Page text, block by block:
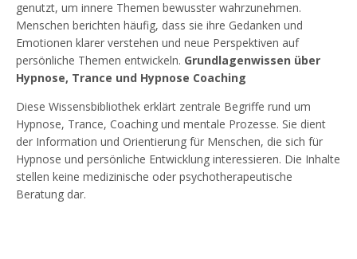
genutzt, um innere Themen bewusster wahrzunehmen.
Menschen berichten häufig, dass sie ihre Gedanken und
Emotionen klarer verstehen und neue Perspektiven auf
persönliche Themen entwickeln. Grundlagenwissen über
Hypnose, Trance und Hypnose Coaching
Diese Wissensbibliothek erklärt zentrale Begriffe rund um
Hypnose, Trance, Coaching und mentale Prozesse. Sie dient
der Information und Orientierung für Menschen, die sich für
Hypnose und persönliche Entwicklung interessieren. Die Inhalte
stellen keine medizinische oder psychotherapeutische
Beratung dar.